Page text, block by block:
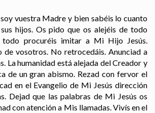
vuestra Madre y bien sabéis lo cuanto
hijos. Os pido que os alejéis de todo
todo procuréis imitar a Mi Hijo Jesús.
de vosotros. No retrocedáis. Anunciad a
La humanidad está alejada del Creador y
de un gran abismo. Rezad con fervor el
en el Evangelio de Mi Jesús dirección
Dejad que las palabras de Mi Jesús os
con atención a Mis llamadas. Vivís en el